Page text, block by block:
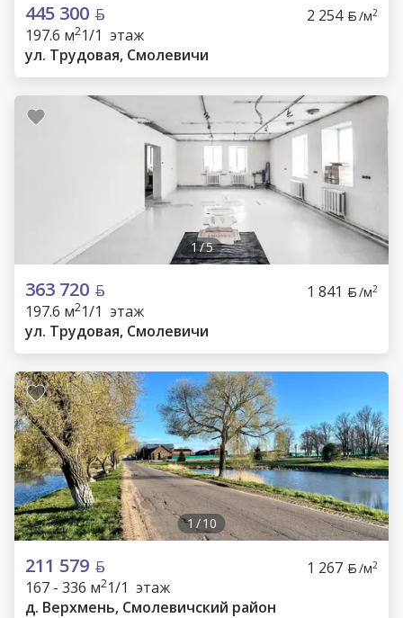
445 300 2 254 /м2
197.6 м21/1 этаж
ул. Трудовая, Смолевичи
1/5
363 720 1 841 /м2
197.6 м21/1 этаж
ул. Трудовая, Смолевичи
1 /10
211 579 1 267 /м2
167 - 336 м21/1 этаж
д. Верхмень, Смолевичский район